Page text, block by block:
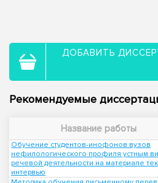
ДОБАВИТЬ
Рекомендуемые
Название работы
Обучение студентов-инофонов вузов
нефилологического профиля устным
речевой деятельности на материале
интервью